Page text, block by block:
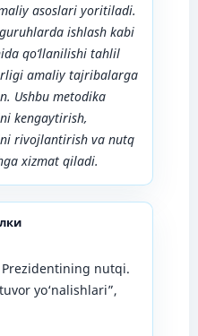
asoslari yoritiladi.
ishlash kabi
qo‘llanilishi tahlil
amaliy tajribalarga
Ushbu metodika
kengaytirish,
rivojlantirish va nutq
xizmat qiladi.
Prezidentining nutqi.
yo‘nalishlari”,